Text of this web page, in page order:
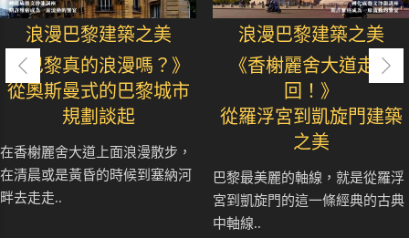
浪漫巴黎建築之美
《巴黎真的浪漫嗎？》
從奧斯曼式的巴黎城市
規劃談起
在香榭麗舍大道上面浪漫散步，
在清晨或是黃昏的時候到塞納河
畔去走走..
浪漫巴黎建築之美
《香榭麗舍大道走七
回！》
從羅浮宮到凱旋門建築
之美
巴黎最美麗的軸線，就是從羅浮
宮到凱旋門的這一條經典的古典
中軸線..